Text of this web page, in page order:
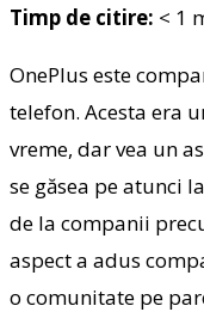
Timp de citire: < 1
OnePlus este
telefon. Acesta era
vreme, dar vea un
se găsea pe atunci
de la companii
aspect a adus
o comunitate pe